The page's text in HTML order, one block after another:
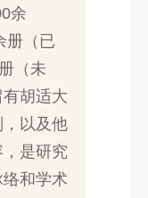
余
册（已
（未
胡适大
以及他
是研究
和学术